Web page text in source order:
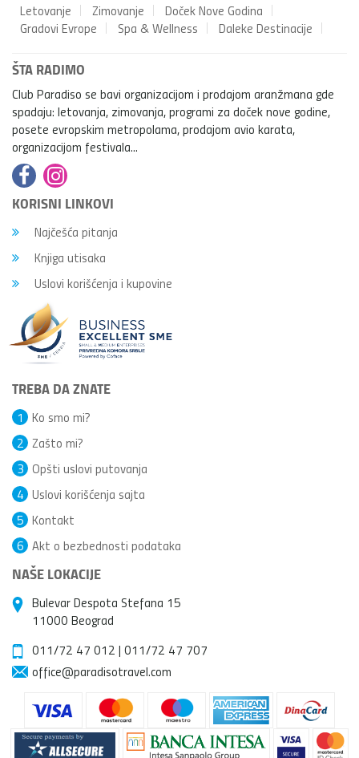
Letovanje Zimovanje
Doček Nove Godina
Gradovi Evrope
Spa & Wellness Daleke Destinacije
ŠTA RADIMO
Club Paradiso se bavi organizacijom i prodajom aranžmana gde
spadaju: letovanja, zimovanja, programi za doček nove godine,
posete evropskim metropolama, prodajom avio karata,
organizacijom festivala...
KORISNI LINKOVI
Najčešća pitanja
Knjiga utisaka
Uslovi korišćenja i kupovine
TREBA DA ZNATE
Ko smo mi?
1
Zašto mi?
2
Opšti uslovi putovanja
3
Uslovi korišćenja sajta
4
Kontakt
5
Akt o bezbednosti podataka
6
NAŠE LOKACIJE
Bulevar Despota Stefana 15
11000 Beograd
011/72 47 012 | 011/72 47 707
office@paradisotravel.com